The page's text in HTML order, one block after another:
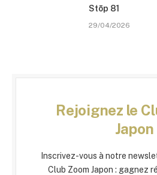
Stōp 81
29/04/2026
Rejoignez le
Japon
Inscrivez-vous à notre
Club Zoom Japon : gagnez